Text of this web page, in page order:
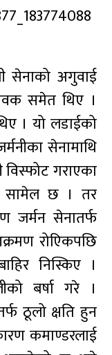
अगुवाई
समेत थिए ।
। यो लडाईको
सेनामाथि
गराएका
सामेल छ । तर
जर्मन सेनातर्फ
रोएिकपछि
निस्किए ।
बर्षा गरे ।
ठूलो क्षति हुन
कमाण्डरलाई